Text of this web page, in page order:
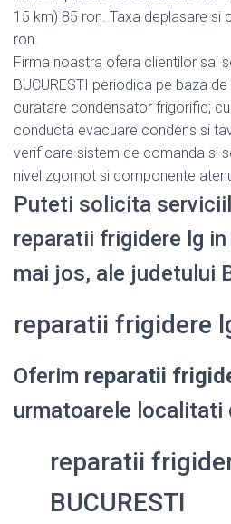
15 km) 85 ron. Taxa deplasare si
ron.
Firma noastra ofera clientilor sai
BUCURESTI periodica pe baza
curatare condensator frigorific;
conducta evacuare condens si
verificare sistem de comanda si
nivel zgomot si componente
Puteti solicita
reparatii frigidere lg
mai jos, ale judetului
reparatii frigidere
Oferim reparatii
urmatoarele localitati
reparatii
BUCURESTI